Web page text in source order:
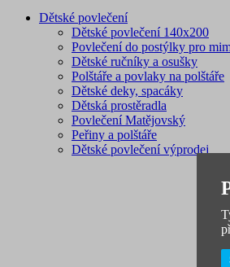
Dětské povlečení
Dětské povlečení 140x200
Povlečení do postýlky pro
Dětské ručníky a osušky
Polštáře a povlaky na polštáře
Dětské deky, spacáky
Dětská prostěradla
Povlečení Matějovský
Peřiny a polštáře
Dětské povlečení výprodej